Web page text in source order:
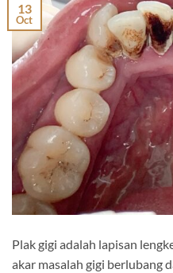
13
Oct
Plak gigi adalah lapisan
akar masalah gigi berlubang